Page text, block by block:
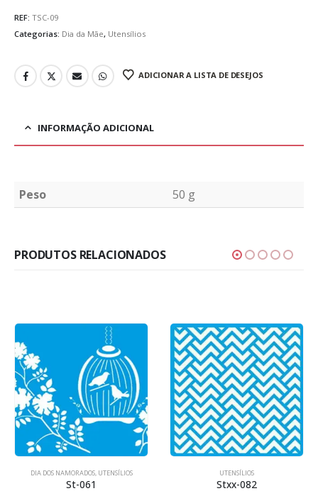
REF: TSC-09
Categorias: Dia da Mãe, Utensílios
ADICIONAR A LISTA DE DESEJOS
INFORMAÇÃO ADICIONAL
Peso 50 g
PRODUTOS RELACIONADOS
DIA DOS NAMORADOS, UTENSÍLIOS
St-061
UTENSÍLIOS
Stxx-082